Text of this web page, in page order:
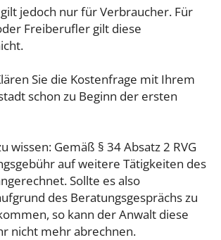
jedoch nur für Verbraucher. Für
Freiberufler gilt diese
Sie die Kostenfrage mit Ihrem
schon zu Beginn der ersten
wissen: Gemäß § 34 Absatz 2 RVG
auf weitere Tätigkeiten des
Sollte es also
des Beratungsgesprächs zu
so kann der Anwalt diese
nicht mehr abrechnen.